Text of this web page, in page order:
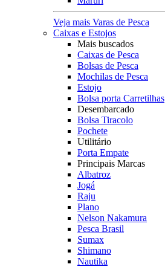
Veja mais Varas de Pesca
Caixas e Estojos
Mais buscados
Caixas de Pesca
Bolsas de Pesca
Mochilas de Pesca
Estojo
Bolsa porta Carretilhas
Desembarcado
Bolsa Tiracolo
Pochete
Utilitário
Porta Empate
Principais Marcas
Albatroz
Jogá
Raju
Plano
Nelson Nakamura
Pesca Brasil
Sumax
Shimano
Nautika